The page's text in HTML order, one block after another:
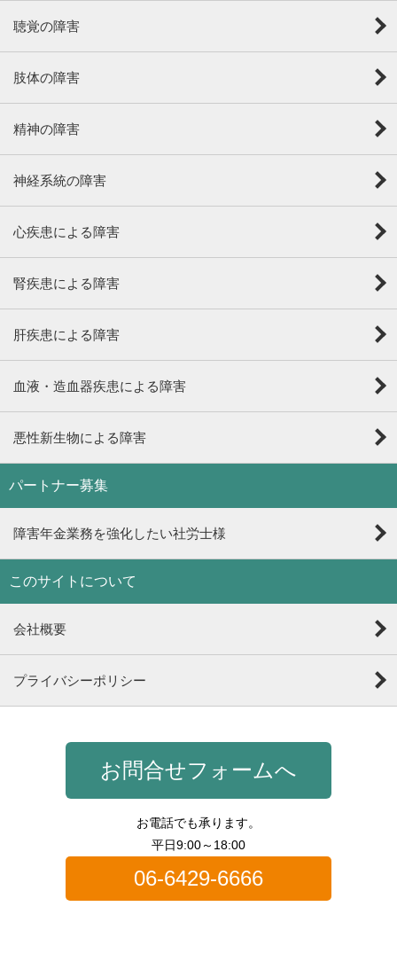
聴覚の障害
肢体の障害
精神の障害
神経系統の障害
心疾患による障害
腎疾患による障害
肝疾患による障害
血液・造血器疾患による障害
悪性新生物による障害
パートナー募集
障害年金業務を強化したい社労士様
このサイトについて
会社概要
プライバシーポリシー
お問合せフォームへ
お電話でも承ります。
平日9:00～18:00
06-6429-6666